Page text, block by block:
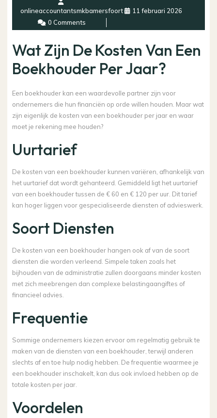
onlineaccountantsmkbamersfoort
11 februari 2026
0 Comments
Wat Zijn De Kosten Van Een
Boekhouder Per Jaar?
Een boekhouder kan een waardevolle partner zijn voor
ondernemers die hun financiën op orde willen houden. Maar wat
zijn eigenlijk de kosten van een boekhouder per jaar en waar
moet je rekening mee houden?
Uurtarief
De kosten van een boekhouder kunnen variëren, afhankelijk van
het uurtarief dat wordt gehanteerd. Gemiddeld ligt het uurtarief
van een boekhouder tussen de € 60 en € 120 per uur. Dit tarief
kan hoger liggen voor gespecialiseerde diensten of advieswerk.
Soort Diensten
De kosten van een boekhouder hangen ook af van de soort
diensten die worden verleend. Simpele taken zoals het
bijhouden van de administratie zullen doorgaans minder kosten
met zich meebrengen dan complexe belastingaangiftes of
financieel advies.
Frequentie
Sommige ondernemers kiezen ervoor om regelmatig gebruik te
maken van de diensten van een boekhouder, terwijl anderen
slechts af en toe hulp nodig hebben. De frequentie waarmee je
een boekhouder inschakelt, kan dus ook invloed hebben op de
totale kosten per jaar.
Voordelen